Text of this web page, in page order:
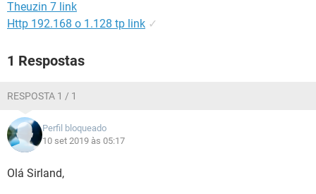
Theuzin 7 link
Http 192.168 o 1.128 tp link ✓
1 Respostas
RESPOSTA 1 / 1
Perfil bloqueado
10 set 2019 às 05:17
Olá Sirland,